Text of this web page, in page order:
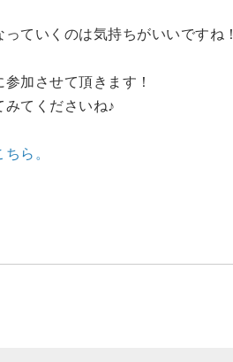
ていくのは気持ちがいいですね！
加させて頂きます！
てくださいね♪
ら。